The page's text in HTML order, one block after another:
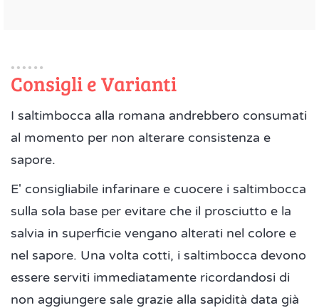
Consigli e Varianti
I saltimbocca alla romana andrebbero consumati
al momento per non alterare consistenza e
sapore.
E' consigliabile infarinare e cuocere i saltimbocca
sulla sola base per evitare che il prosciutto e la
salvia in superficie vengano alterati nel colore e
nel sapore. Una volta cotti, i saltimbocca devono
essere serviti immediatamente ricordandosi di
non aggiungere sale grazie alla sapidità data già